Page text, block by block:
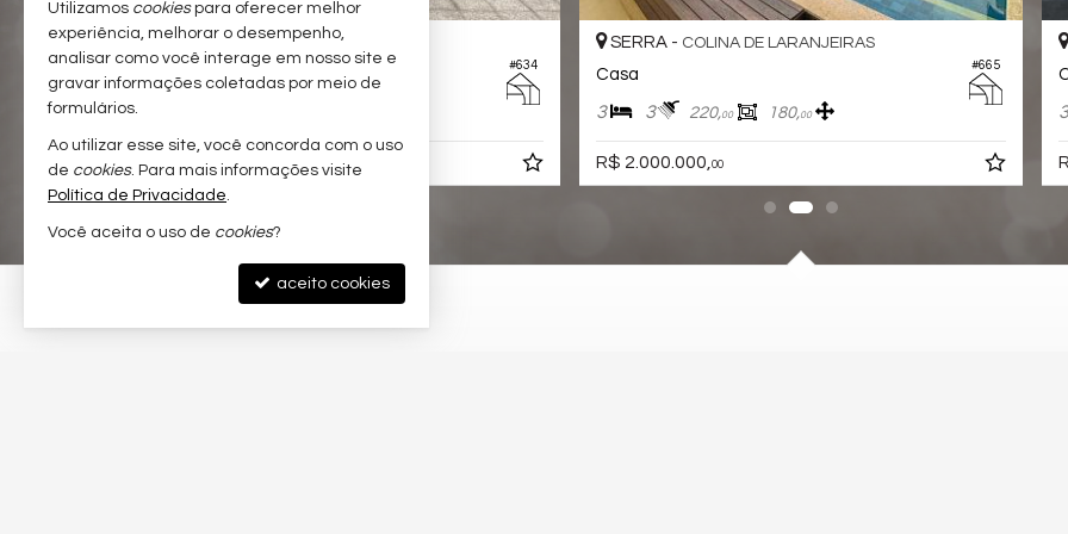
#783 #634
SERRA - BOULEVARD LAGOA
Casa
4
R$ 2.500.000,00
#665
SERRA - COLINA DE LARANJEIRAS
Casa
3 3 220,00 180,00
R$ 2.000.000,00
3
Utilizamos cookiespara oferecer melhor
experiência, melhorar o desempenho,
analisar como você interage em nosso site e
gravar informações coletadas por meio de
formulários.
Ao utilizar esse site, você concorda com o uso
de cookies. Para mais informações visite
Política de Privacidade.
Você aceita o uso de cookies?
aceito cookies